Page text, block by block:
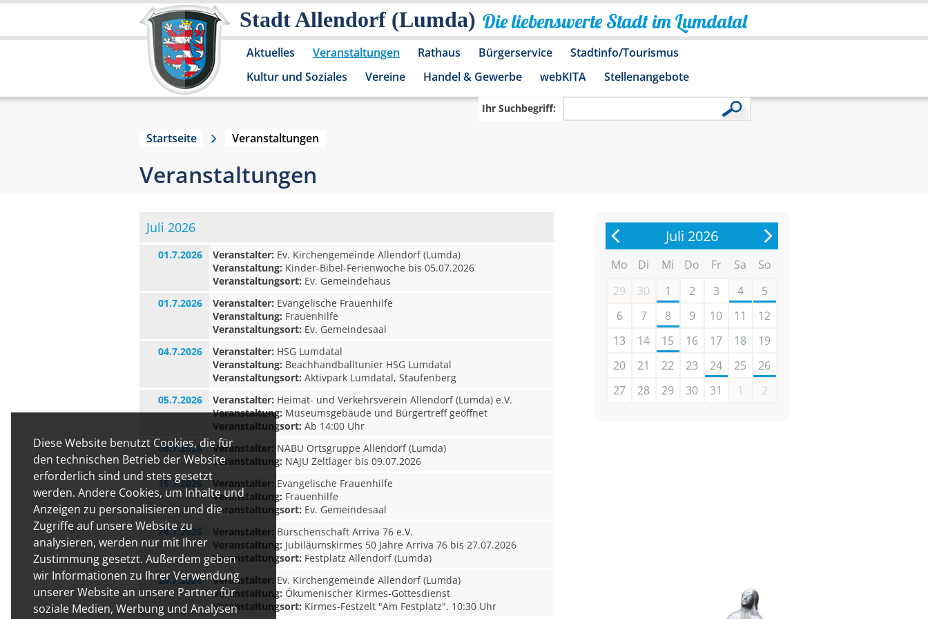
Diese Website benutzt Cookies, die für
den technischen Betrieb der Website
erforderlich sind und stets gesetzt
werden. Andere Cookies, um Inhalte und
Anzeigen zu personalisieren und die
Zugriffe auf unsere Website zu
analysieren, werden nur mit Ihrer
Zustimmung gesetzt. Außerdem geben
wir Informationen zu Ihrer Verwendung
unserer Website an unsere Partner für
soziale Medien, Werbung und Analysen
Stadt Allendorf (Lumda) Die liebenswerte Stadt im Lumdatal
Aktuelles Veranstaltungen Rathaus Bürgerservice
Stadtinfo/Tourismus
Kultur und Soziales
Vereine Handel & Gewerbe webKITA Stellenangebote
Ihr Suchbegriff:
Startseite Veranstaltungen
Veranstaltungen
Juli 2026
Mo Di Mi Do Fr Sa
So
29
30 1 2 3 4
5
6
7 8 9 10 11
12
13
14 15 16 17 18
19
20
21 22 23 24 25
26
27
28 29 30 31 1 2
Juli 2026
01.7.2026 Veranstalter: Ev. Kirchengemeinde Allendorf (Lumda)
Veranstaltung: Kinder-Bibel-Ferienwoche bis 05.07.2026
Veranstaltungsort: Ev. Gemeindehaus
01.7.2026
Veranstalter: Evangelische Frauenhilfe
Veranstaltung: Frauenhilfe
Veranstaltungsort: Ev. Gemeindesaal
04.7.2026
Veranstalter: HSG Lumdatal
Veranstaltung: Beachhandballtunier HSG Lumdatal
Veranstaltungsort: Aktivpark Lumdatal, Staufenberg
05.7.2026
Veranstalter: Heimat- und Verkehrsverein Allendorf (Lumda) e.V.
Veranstaltung: Museumsgebäude und Bürgertreff geöffnet
Veranstaltungsort: Ab 14:00 Uhr
08.7.2026
Veranstalter: NABU Ortsgruppe Allendorf (Lumda)
Veranstaltung: NAJU Zeltlager bis 09.07.2026
15.7.2026
Veranstalter: Evangelische Frauenhilfe
Veranstaltung: Frauenhilfe
Veranstaltungsort: Ev. Gemeindesaal
24.7.2026
Veranstalter: Burschenschaft Arriva 76 e.V.
Veranstaltung: Jubiläumskirmes 50 Jahre Arriva 76 bis 27.07.2026
Veranstaltungsort: Festplatz Allendorf (Lumda)
26.7.2026
Veranstalter: Ev. Kirchengemeinde Allendorf (Lumda)
Veranstaltung: Ökumenischer Kirmes-Gottesdienst
Veranstaltungsort: Kirmes-Festzelt "Am Festplatz", 10:30 Uhr